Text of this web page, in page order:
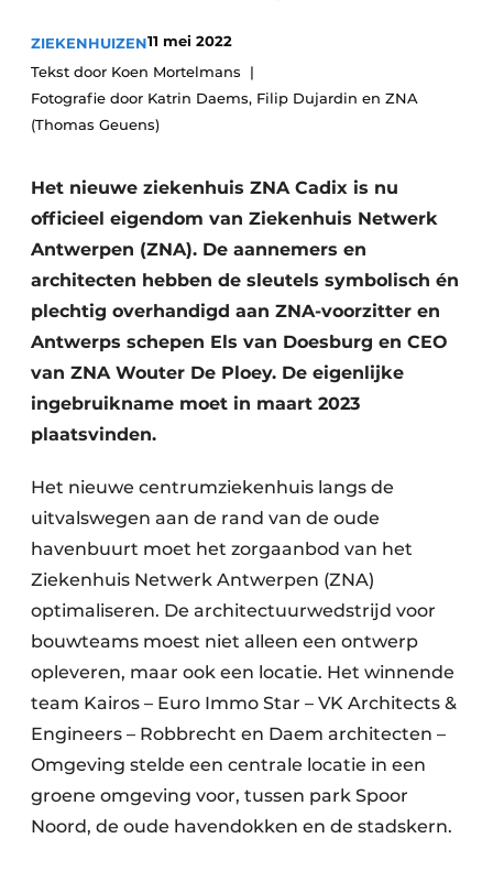
Privacy / Cookie statement
Vacatures
Laboratoria
ZIEKENHUIZEN11 mei 2022
Tekst door Koen Mortelmans
Fotografie door Katrin Daems, Filip Dujardin en ZNA
(Thomas Geuens)
Het nieuwe ziekenhuis ZNA Cadix is nu
officieel eigendom van Ziekenhuis Netwerk
Antwerpen (ZNA). De aannemers en
architecten hebben de sleutels symbolisch én
plechtig overhandigd aan ZNA-voorzitter en
Antwerps schepen Els van Doesburg en CEO
van ZNA Wouter De Ploey. De eigenlijke
ingebruikname moet in maart 2023
plaatsvinden.
Het nieuwe centrumziekenhuis langs de
uitvalswegen aan de rand van de oude
havenbuurt moet het zorgaanbod van het
Ziekenhuis Netwerk Antwerpen (ZNA)
optimaliseren. De architectuurwedstrijd voor
bouwteams moest niet alleen een ontwerp
opleveren, maar ook een locatie. Het winnende
team Kairos – Euro Immo Star – VK Architects &
Engineers – Robbrecht en Daem architecten –
Omgeving stelde een centrale locatie in een
groene omgeving voor, tussen park Spoor
Noord, de oude havendokken en de stadskern.